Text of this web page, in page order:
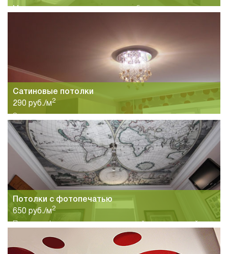
Сатиновые потолки
290 руб./м 2
подчеркнут интерьер любого помещения. Красота и
качество потолков по привлекательной цене.
Потолки с фотопечатью
650 руб./м 2
комнаты. Большой выбор вариантов изображений на